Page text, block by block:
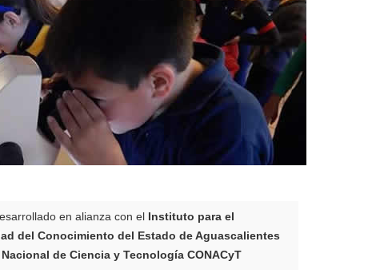
en alianza con el Instituto para el
del Conocimiento del Estado de Aguascalientes
Nacional de Ciencia y Tecnología CONACyT